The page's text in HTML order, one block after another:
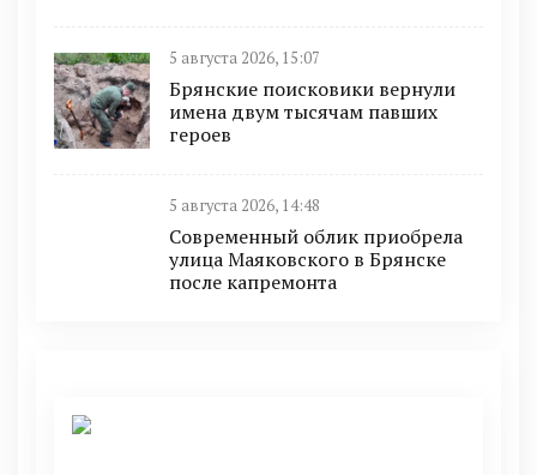
5 августа 2026, 15:07
Брянские поисковики вернули
имена двум тысячам павших
героев
5 августа 2026, 14:48
Современный облик приобрела
улица Маяковского в Брянске
после капремонта